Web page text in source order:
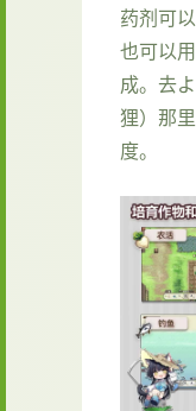
药剂可
也可以
成。去
狸）那
度。